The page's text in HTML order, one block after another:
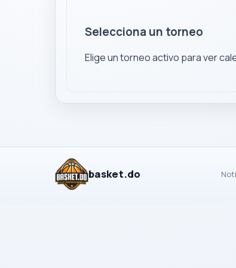
Selecciona un torneo
Elige un torneo activo para ver
basket.do